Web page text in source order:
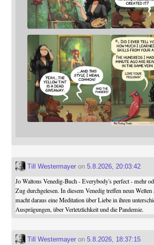
Till Westermayeron 5.8.2026, 20:03:42
Jo Waltons Venedig-Buch - Everybody's perfect - mehr
Zug durchgelesen. In diesem Venedig treffen neun Welten
macht daraus eine Meditation über Liebe in ihren
Ausprägungen, über Verletzlichkeit und die Pandemie.
Till Westermayeron 5.8.2026, 18:37:15